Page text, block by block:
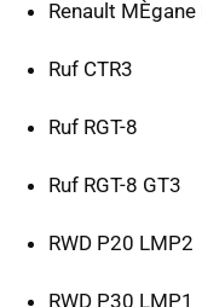
Renault MÈgane
Ruf CTR3
Ruf RGT-8
Ruf RGT-8 GT3
RWD P20 LMP2
RWD P30 LMP1